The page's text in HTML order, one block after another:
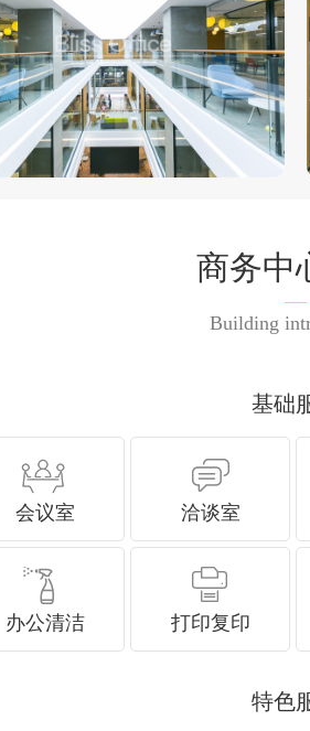
商务中
Building
基础
会议室 洽谈室
办公清洁 打印复印
特色